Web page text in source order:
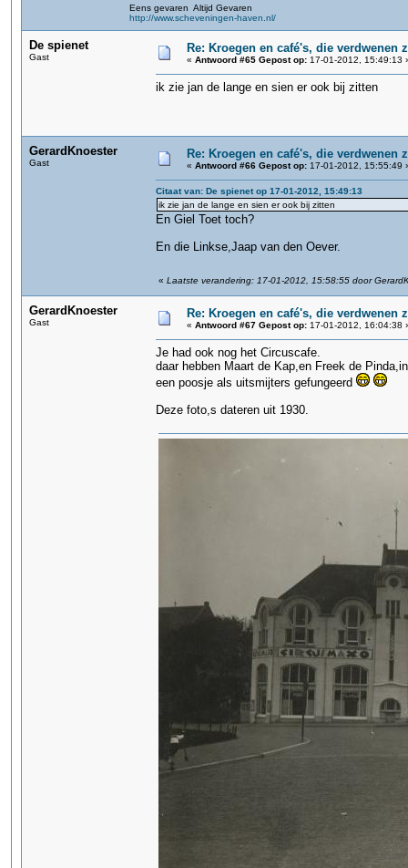
Eens gevaren Altijd Gevaren
http://www.scheveningen-haven.nl/
De spienet
Gast
Re: Kroegen en café's, die verdwenen
« Antwoord #65 Gepost op: 17-01-2012, 15:49:13
ik zie jan de lange en sien er ook bij zitten
GerardKnoester
Gast
Re: Kroegen en café's, die verdwenen
« Antwoord #66 Gepost op: 17-01-2012, 15:55:49
Citaat van: De spienet op 17-01-2012, 15:49:13
ik zie jan de lange en sien er ook bij zitten
En Giel Toet toch?
En die Linkse,Jaap van den Oever.
« Laatste verandering: 17-01-2012, 15:58:55 door
GerardKnoester
Gast
Re: Kroegen en café's, die verdwenen
« Antwoord #67 Gepost op: 17-01-2012, 16:04:38
Je had ook nog het Circuscafe.
daar hebben Maart de Kap,en Freek de
een poosje als uitsmijters gefungeerd
Deze foto,s dateren uit 1930.